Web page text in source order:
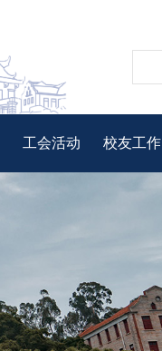
工会活动 校友工作